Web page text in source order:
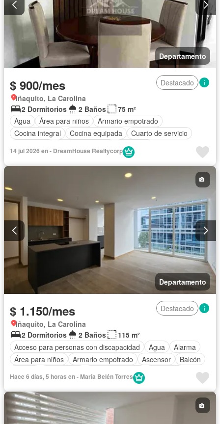
Departamento
$ 900/mes
Destacado
Iñaquito, La Carolina
2 Dormitorios
2 Baños
75 m²
Agua
Área para niños
Armario empotrado
Cocina integral
Cocina equipada
Cuarto de servicio
Gimnasio
Garita de guardianía
Internet Jardín
Seguridad
Completamente amoblado
14 jul 2026 en - DreamHouse Realtycorp
Departamento
$ 1.150/mes
Destacado
Iñaquito, La Carolina
2 Dormitorios
2 Baños
115 m²
Acceso para personas con discapacidad
Agua
Alarma
Área para niños
Armario empotrado Ascensor
Balcón
Estacionamiento
Jacuzzi
Conserje
Sauna
Vista panorámica
Hace 6 días, 5 horas en - María Belén Torres